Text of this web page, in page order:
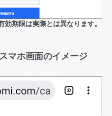
期限は実際とは異なります。
マホ画面のイメージ